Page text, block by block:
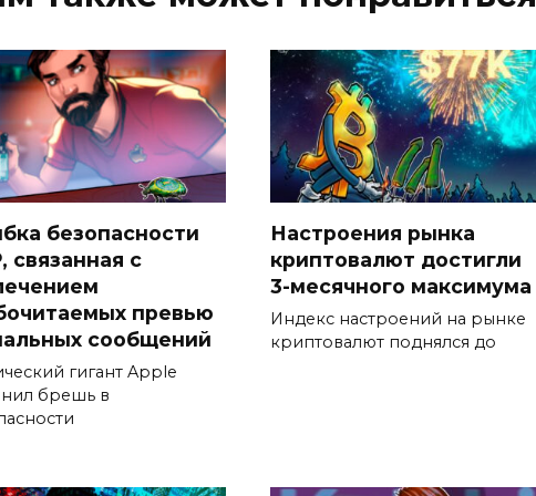
безопасности
связанная с
превью
сообщений
гигант Apple
брешь в
Настроения рынка
криптовалют достигли
3-месячного максимума
Индекс настроений на рынке
криптовалют поднялся до